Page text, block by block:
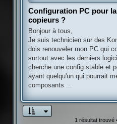
Configuration PC pour
copieurs ?
Bonjour à tous,
Je suis technicien sur des
dois renouveler mon PC qui
surtout avec les derniers
cherche une config stable et
ayant quelqu'un qui pourrait
composants ...
1 résultat trouvé